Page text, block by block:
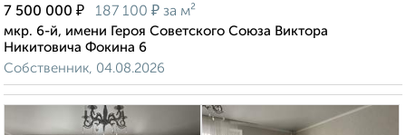
7 500 000 ₽ 187 100 ₽ за м²
мкр. 6-й, имени Героя Советского Союза Виктора
Никитовича Фокина 6
Собственник, 04.08.2026